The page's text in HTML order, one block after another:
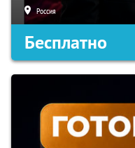
Россия
Бесплатно